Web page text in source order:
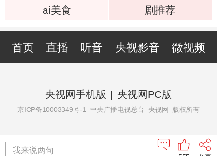
ai美食
剧推荐
首页 直播 听音 央视影音 微视频
央视网手机版 | 央视网PC版
京ICP备10003349号-1 中央广播电视总台 央视网 版权所有
我来说两句